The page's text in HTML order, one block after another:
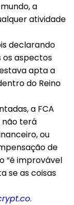
a
atividade
declarando
os aspectos
apta a
do Reino
a FCA
não terá
ou
de
“é improvável
se as coisas
.